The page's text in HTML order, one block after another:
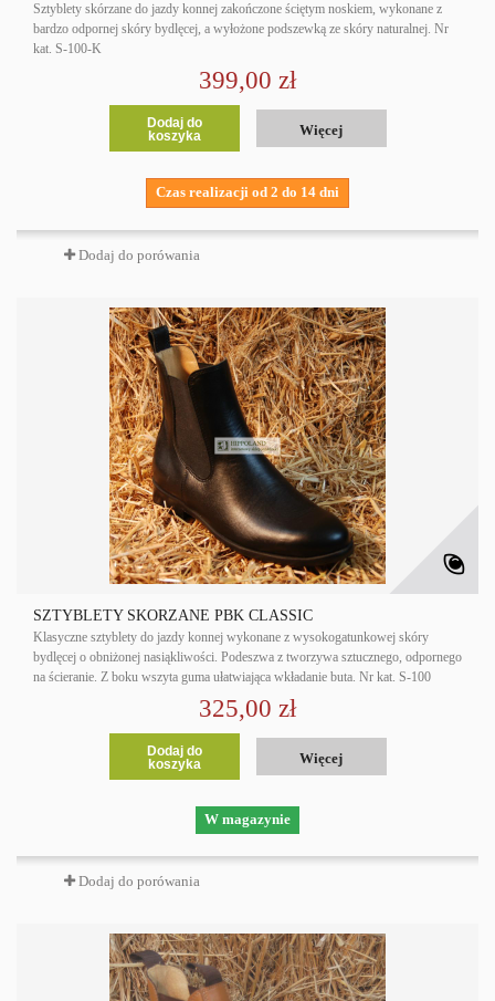
Sztyblety skórzane do jazdy konnej zakończone ściętym noskiem, wykonane z
bardzo odpornej skóry bydlęcej, a wyłożone podszewką ze skóry naturalnej. Nr
kat. S-100-K
399,00 zł
Dodaj do
koszyka
Więcej
Czas realizacji od 2 do 14 dni
Dodaj do porówania
SZTYBLETY SKÓRZANE PBK CLASSIC
Klasyczne sztyblety do jazdy konnej wykonane z wysokogatunkowej skóry
bydlęcej o obniżonej nasiąkliwości. Podeszwa z tworzywa sztucznego, odpornego
na ścieranie. Z boku wszyta guma ułatwiająca wkładanie buta. Nr kat. S-100
325,00 zł
Dodaj do
koszyka
Więcej
W magazynie
Dodaj do porówania